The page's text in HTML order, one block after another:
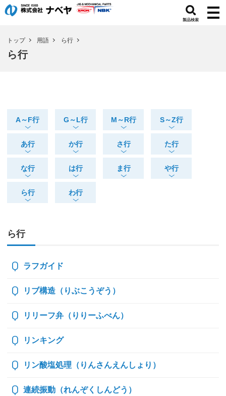
製品検索
トップ 用語 ら行
ら行
A～F行 G～L行 M～R行 S～Z行
あ行 か行 さ行 た行
な行 は行 ま行 や行
ら行 わ行
ら行
ラフガイド
リブ構造（りぶこうぞう）
リリーフ弁（りりーふべん）
リンキング
リン酸塩処理（りんさんえんしょり）
連続振動（れんぞくしんどう）